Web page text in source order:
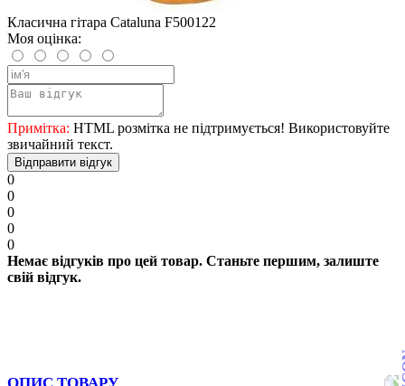
Класична гітара Cataluna F500122
Моя оцінка:
Примітка: HTML розмітка не підтримується! Використовуйте
звичайний текст.
Відправити відгук
0
0
0
0
0
Немає відгуків про цей товар. Станьте першим, залиште
свій відгук.